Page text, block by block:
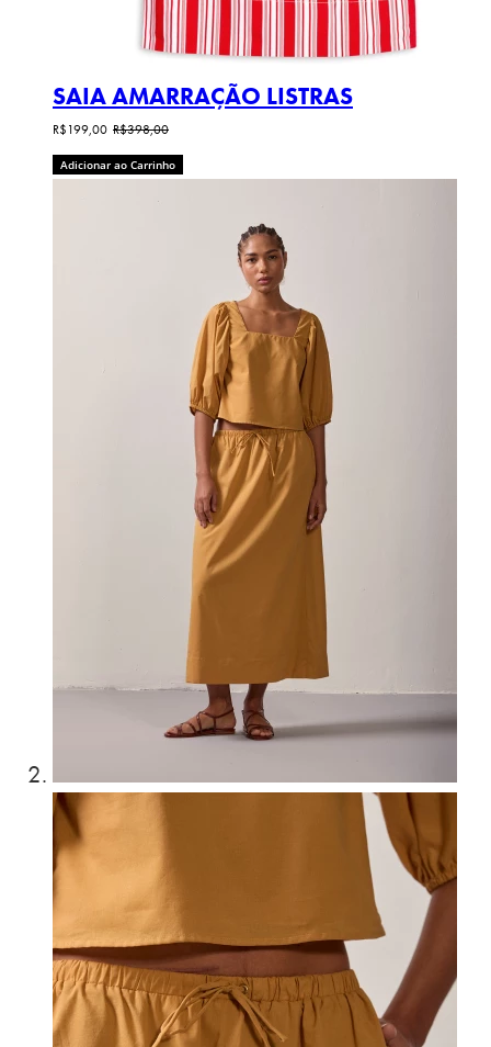
SAIA AMARRAÇÃO LISTRAS
R$199,00 R$398,00
Adicionar ao Carrinho